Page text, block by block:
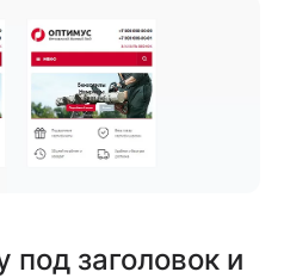
под заголовок и